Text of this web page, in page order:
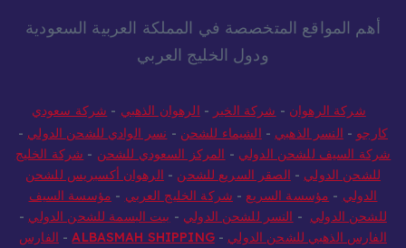
أهم المواقع المتخصصة في المملكة العربية السعودية
ودول الخليج العربي
شركة الرهوان - شركة الخير - الرهوان الذهبي - شركة سعودي
كارجو - النسر الذهبي - الشيماء للشحن - نسر الوادي للشحن الدولي -
شركة السيف للشحن الدولي - المركز السعودي للشحن - شركة الخليج
للشحن الدولي - الصقر السريع للشحن - الرهوان أكسبريس للشحن
الدولي - مؤسسة السريع - شركة الخليج العربي - مؤسسة السيف
للشحن الدولي - النسر للشحن الدولي - بيت البسمة للشحن الدولي -
الفارس الذهبي للشحن الدولي -
ALBASMAH SHIPPING
- الفارس